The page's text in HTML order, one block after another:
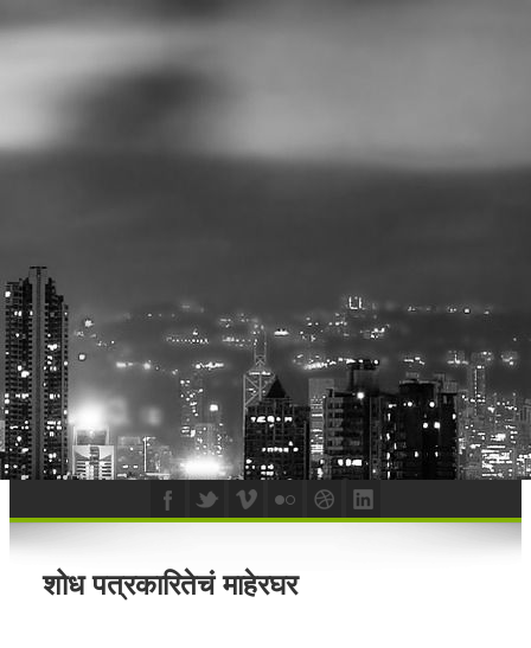
शोध पत्रकारितेचं माहेरघर